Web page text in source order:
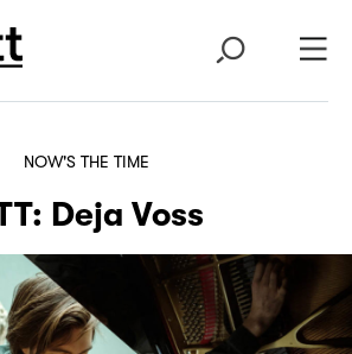
NOW'S THE TIME
Deja Voss